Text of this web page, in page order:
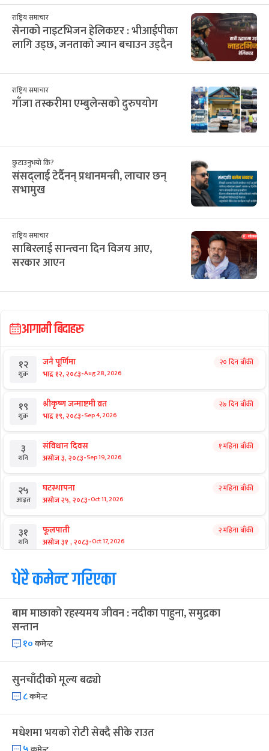
राष्ट्रिय समाचार
सेनाको नाइटभिजन हेलिकप्टर : भीआईपीका
लागि उड्छ, जनताको ज्यान बचाउन उड्दैन
राष्ट्रिय समाचार
गाँजा तस्करीमा एम्बुलेन्सको दुरुपयोग
छुटाउनुभयो कि?
संसद्लाई टेर्दैनन् प्रधानमन्त्री, लाचार छन्
सभामुख
राष्ट्रिय समाचार
साबिरलाई सान्त्वना दिन विजय आए,
सरकार आएन
आगामी बिदाहरु
१२
शुक्र
जनै पूर्णिमा
भाद्र १२, २०८३-Aug 28, 2026
२० दिन बाँकी
१९
शुक्र
श्रीकृष्ण जन्माष्टमी व्रत
भाद्र १९, २०८३-Sep 4, 2026
२७ दिन बाँकी
३
शनि
संविधान दिवस
असोज ३, २०८३-Sep 19, 2026
१ महिना बाँकी
२५
आइत
घटस्थापना
असोज २५, २०८३-Oct 11, 2026
२ महिना बाँकी
३१
शनि
फूलपाती
असोज ३१ , २०८३-Oct 17, 2026
२ महिना बाँकी
१
आइत
कार्तिक सङ्क्रान्ति
कार्तिक १, २०८३-Oct 18, 2026
३
मंगल
महानवमी २ महिना बाँकी
४
५ पापा‌ङ्कुशा एकादशी व्रत
-
२२ कुकुर तिहार
धेरै कमेन्ट गरिएका
बाम माछाको रहस्यमय जीवन : नदीका पाहुना, समुद्रका
सन्तान
१०कमेन्ट
सुनचाँदीको मूल्य बढ्यो
८कमेन्ट
मधेशमा भयको रोटी सेक्दै सीके राउत